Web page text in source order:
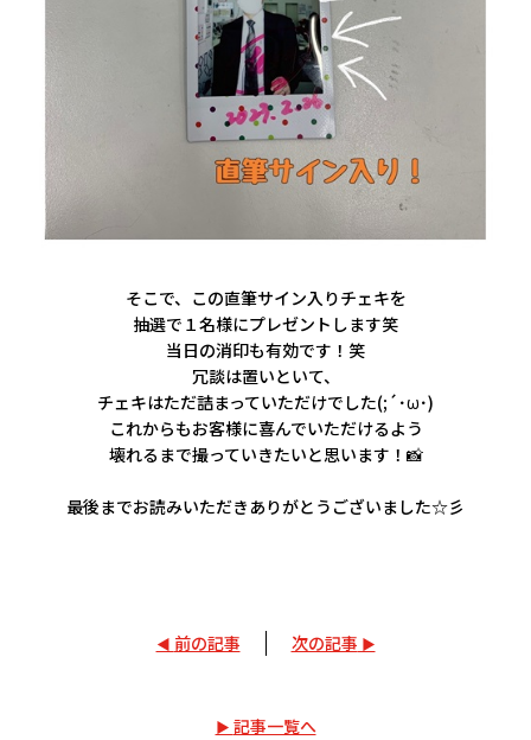
そこで、この直筆サイン入りチェキを
抽選で１名様にプレゼントします笑
当日の消印も有効です！笑
冗談は置いといて、
チェキはただ詰まっていただけでした(;´･ω･)
これからもお客様に喜んでいただけるよう
壊れるまで撮っていきたいと思います！📸
最後までお読みいただきありがとうございました☆彡
前の記事 次の記事
記事一覧へ